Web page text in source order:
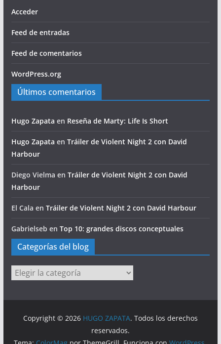
Acceder
Feed de entradas
Feed de comentarios
WordPress.org
Últimos comentarios
Hugo Zapata en Reseña de Marty: Life Is Short
Hugo Zapata en Tráiler de Violent Night 2 con David
Harbour
Diego Vielma en Tráiler de Violent Night 2 con David
Harbour
El Cala en Tráiler de Violent Night 2 con David Harbour
Gabrielseb en Top 10: grandes discos conceptuales
Categorías del blog
Categorías
del
Copyright © 2026 HUGO ZAPATA. Todos los derechos
reservados.